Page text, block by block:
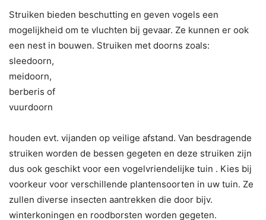
Struiken bieden beschutting en geven vogels een
mogelijkheid om te vluchten bij gevaar. Ze kunnen er ook
een nest in bouwen. Struiken met doorns zoals:
sleedoorn,
meidoorn,
berberis of
vuurdoorn
houden evt. vijanden op veilige afstand. Van besdragende
struiken worden de bessen gegeten en deze struiken zijn
dus ook geschikt voor een vogelvriendelijke tuin . Kies bij
voorkeur voor verschillende plantensoorten in uw tuin. Ze
zullen diverse insecten aantrekken die door bijv.
winterkoningen en roodborsten worden gegeten.